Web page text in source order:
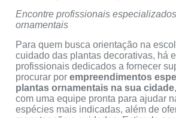
Encontre profissionais
ornamentais
Para quem busca orientação na
cuidado das plantas decorativas, há
profissionais dedicados a fornecer
procurar porempreendimentos
plantas ornamentais na sua cidade
com uma equipe pronta para ajudar
espécies mais indicadas, além de